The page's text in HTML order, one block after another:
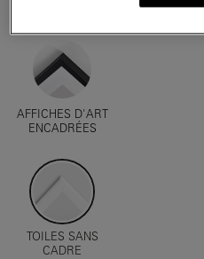
AFFICHES D'ART
ENCADRÉES
TOILES SANS
CADRE